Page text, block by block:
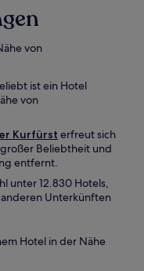
von
ist ein Hotel
von
Kurfürst erfreut sich
Beliebtheit und
entfernt.
unter 12.830 Hotels,
Unterkünften
Hotel in der Nähe